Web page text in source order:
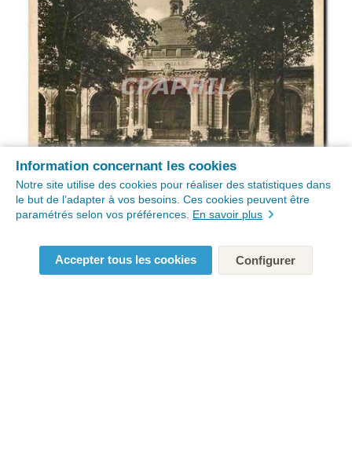
Information concernant les cookies
Notre site utilise des cookies pour réaliser des statistiques dans
le but de l’adapter à vos besoins. Ces cookies peuvent être
paramétrés selon vos préférences. En savoir plus
Accepter tous les cookies Configurer